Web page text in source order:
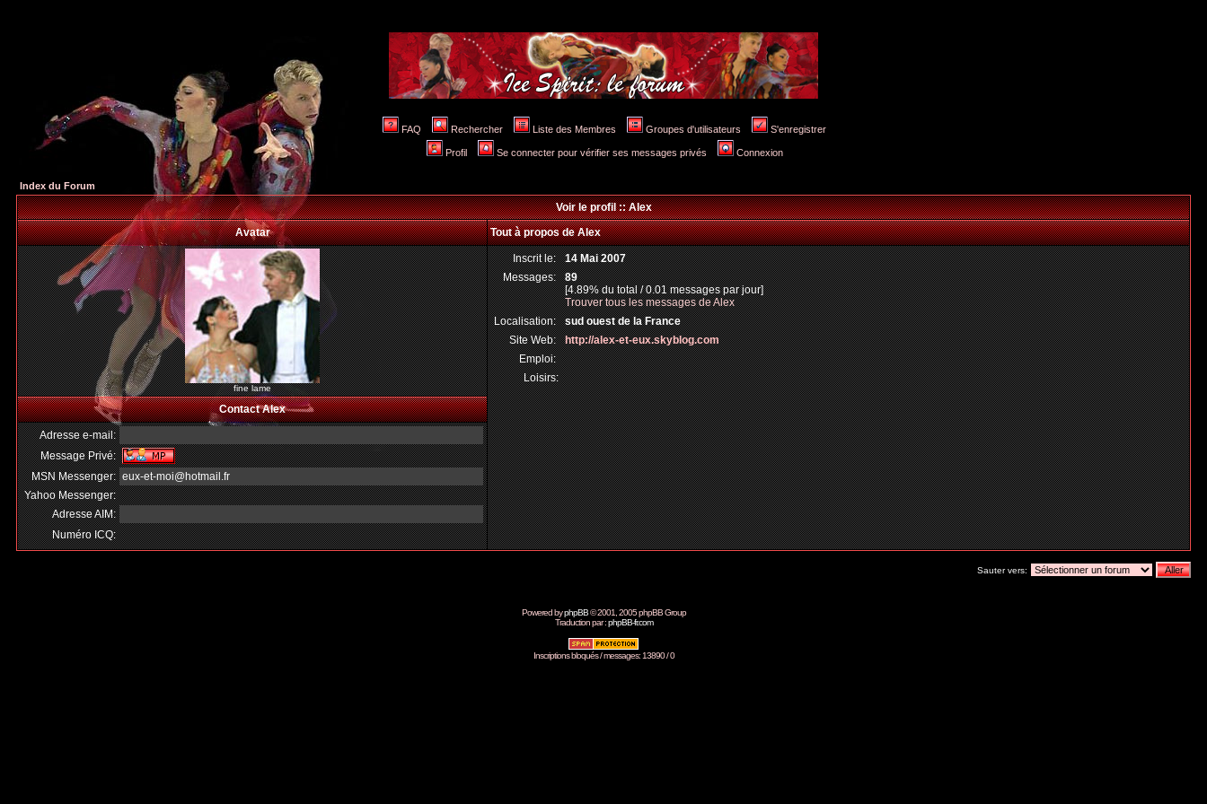
FAQ Rechercher Liste des Membres Groupes d'utilisateurs S'enregistrer
Profil Se connecter pour vérifier ses messages privés Connexion
Index du Forum
Voir le profil :: Alex
Avatar
Tout à propos de Alex
fine lame
Inscrit le: 14 Mai 2007
Messages: 89
[4.89% du total / 0.01 messages par jour]
Trouver tous les messages de Alex
Localisation: sud ouest de la France
Site Web: http://alex-et-eux.skyblog.com
Emploi:
Loisirs:
Contact Alex
Adresse e-mail:
Message Privé:
MSN Messenger: eux-et-moi@hotmail.fr
Yahoo Messenger:
Adresse AIM:
Numéro ICQ:
Sauter vers:
Powered byphpBB© 2001, 2005 phpBB Group
Traduction par :phpBB-fr.com
Inscriptions bloqués / messages: 13890 / 0